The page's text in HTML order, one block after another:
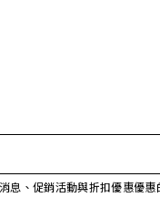
息、促銷活動與折扣優惠優惠